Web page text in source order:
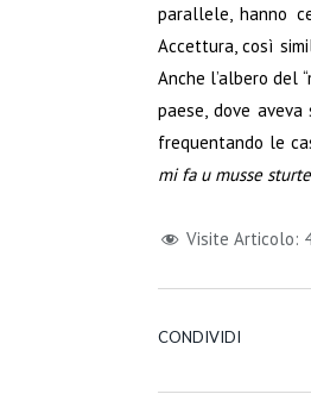
parallele, hanno
Accettura, così
Anche l’albero del
paese, dove
frequentando le
mi fa u musse sturte
Visite Articolo:
CONDIVIDI